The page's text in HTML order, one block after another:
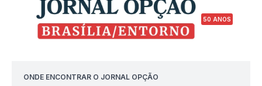
50 ANOS
ONDE ENCONTRAR O JORNAL OPÇÃO